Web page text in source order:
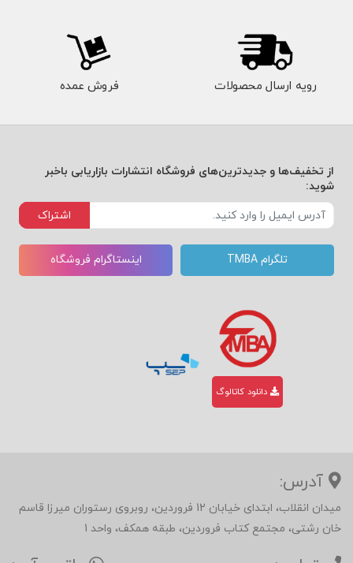
رویه ارسال محصولات فروش عمده
از تخفیف‌ها و جدیدترین‌های فروشگاه انتشارات بازاریابی باخبر
شوید:
اشتراک
تلگرام TMBA اینستاگرام فروشگاه
دانلود کاتالوگ
آدرس:
میدان انقلاب، ابتدای خیابان 12 فروردین، روبروی رستوران میرزا قاسم
خان رشتی، مجتمع کتاب فروردین، طبقه همکف، واحد 1